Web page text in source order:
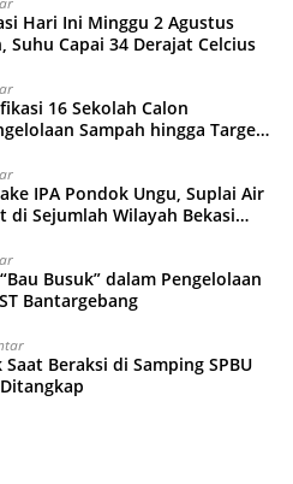
Hari Ini Minggu 2 Agustus
Suhu Capai 34 Derajat Celcius
16 Sekolah Calon
Sampah hingga Target
IPA Pondok Ungu, Suplai Air
Sejumlah Wilayah Bekasi
Busuk” dalam Pengelolaan
Bantargebang
Beraksi di Samping SPBU